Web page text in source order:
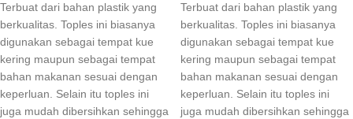
Terbuat dari bahan plastik yang
berkualitas. Toples ini biasanya
digunakan sebagai tempat kue
kering maupun sebagai tempat
bahan makanan sesuai dengan
keperluan. Selain itu toples ini
juga mudah dibersihkan sehingga
Terbuat dari bahan plastik yang
berkualitas. Toples ini biasanya
digunakan sebagai tempat kue
kering maupun sebagai tempat
bahan makanan sesuai dengan
keperluan. Selain itu toples ini
juga mudah dibersihkan sehingga